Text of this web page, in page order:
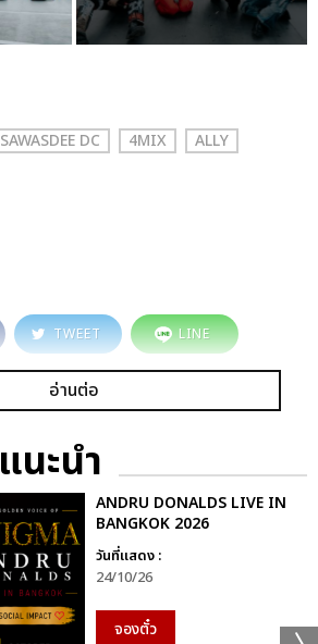
SAWASDEE DC 4MIX ALLY
TWEET LINE
อ่านต่อ
แนะนำ
ANDRU DONALDS LIVE IN
BANGKOK 2026
วันที่แสดง :
24/10/26
จองตั๋ว